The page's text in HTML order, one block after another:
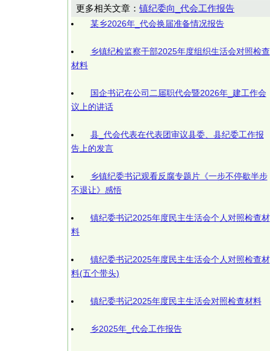
更多相关文章： 镇纪委向_代会工作报告
某乡2026年_代会换届准备情况报告
乡镇纪检监察干部2025年度组织生活会对照检查
材料
国企书记在公司二届职代会暨2026年_建工作会
议上的讲话
县_代会代表在代表团审议县委、县纪委工作报
告上的发言
乡镇纪委书记观看反腐专题片《一步不停歇半步
不退让》感悟
镇纪委书记2025年度民主生活会个人对照检查材
料
镇纪委书记2025年度民主生活会个人对照检查材
料(五个带头)
镇纪委书记2025年度民主生活会对照检查材料
乡2025年_代会工作报告